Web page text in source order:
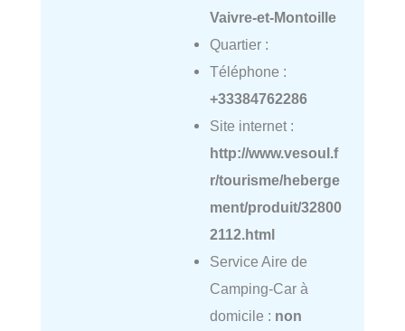
Vaivre-et-Montoille
Quartier :
Téléphone :
+33384762286
Site internet :
http://www.vesoul.f
r/tourisme/heberge
ment/produit/32800
2112.html
Service Aire de
Camping-Car à
domicile : non